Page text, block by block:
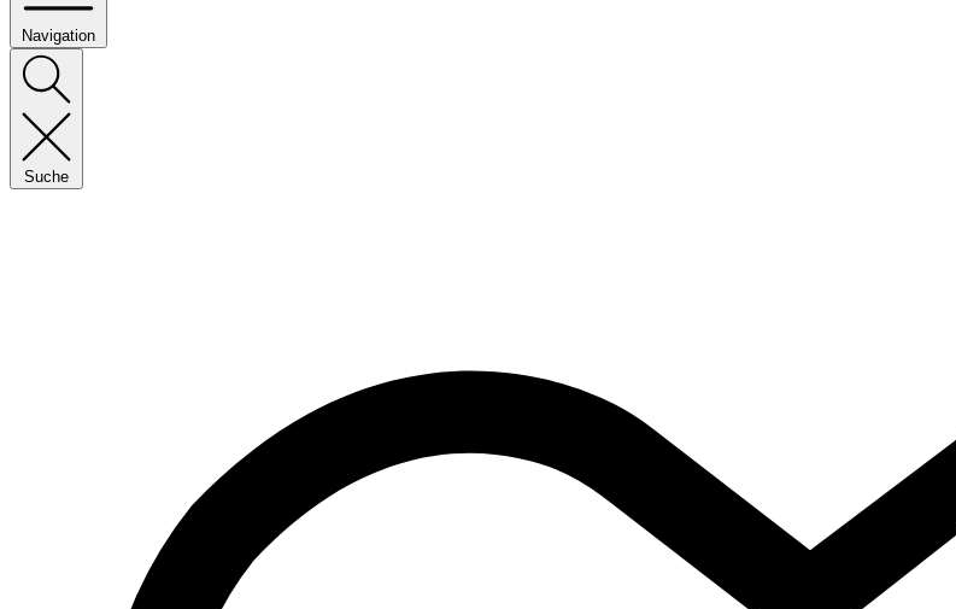
Navigation
Suche